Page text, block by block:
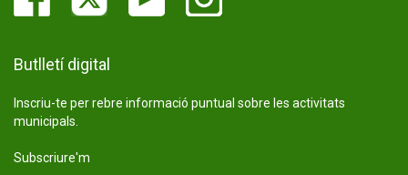
Butlletí digital
Inscriu-te per rebre informació puntual sobre les activitats
municipals.
Subscriure'm